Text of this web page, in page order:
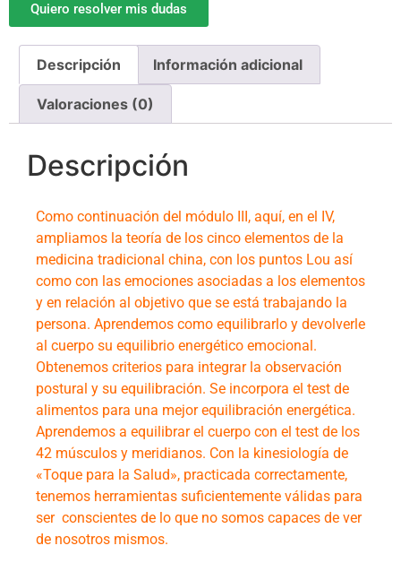
Quiero resolver mis dudas
Descripción Información adicional
Valoraciones (0)
Descripción
Como continuación del módulo III, aquí, en el IV,
ampliamos la teoría de los cinco elementos de la
medicina tradicional china, con los puntos Lou así
como con las emociones asociadas a los elementos
y en relación al objetivo que se está trabajando la
persona. Aprendemos como equilibrarlo y devolverle
al cuerpo su equilibrio energético emocional.
Obtenemos criterios para integrar la observación
postural y su equilibración. Se incorpora el test de
alimentos para una mejor equilibración energética.
Aprendemos a equilibrar el cuerpo con el test de los
42 músculos y meridianos. Con la kinesiología de
«Toque para la Salud», practicada correctamente,
tenemos herramientas suficientemente válidas para
ser conscientes de lo que no somos capaces de ver
de nosotros mismos.